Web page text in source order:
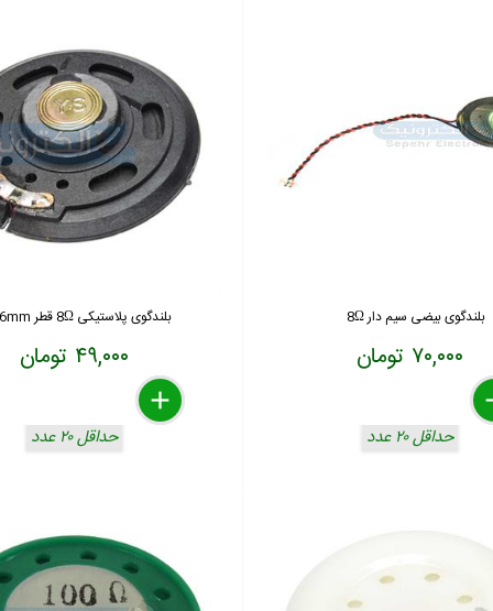
بلندگوی بیضی سیم دار 8Ω
۷۰,۰۰۰ تومان
حداقل ۲۰ عدد
بلندگوی پلاستیکی 8Ω قطر 56mm
۴۹,۰۰۰ تومان
delete
remove
add
حداقل ۲۰ عدد